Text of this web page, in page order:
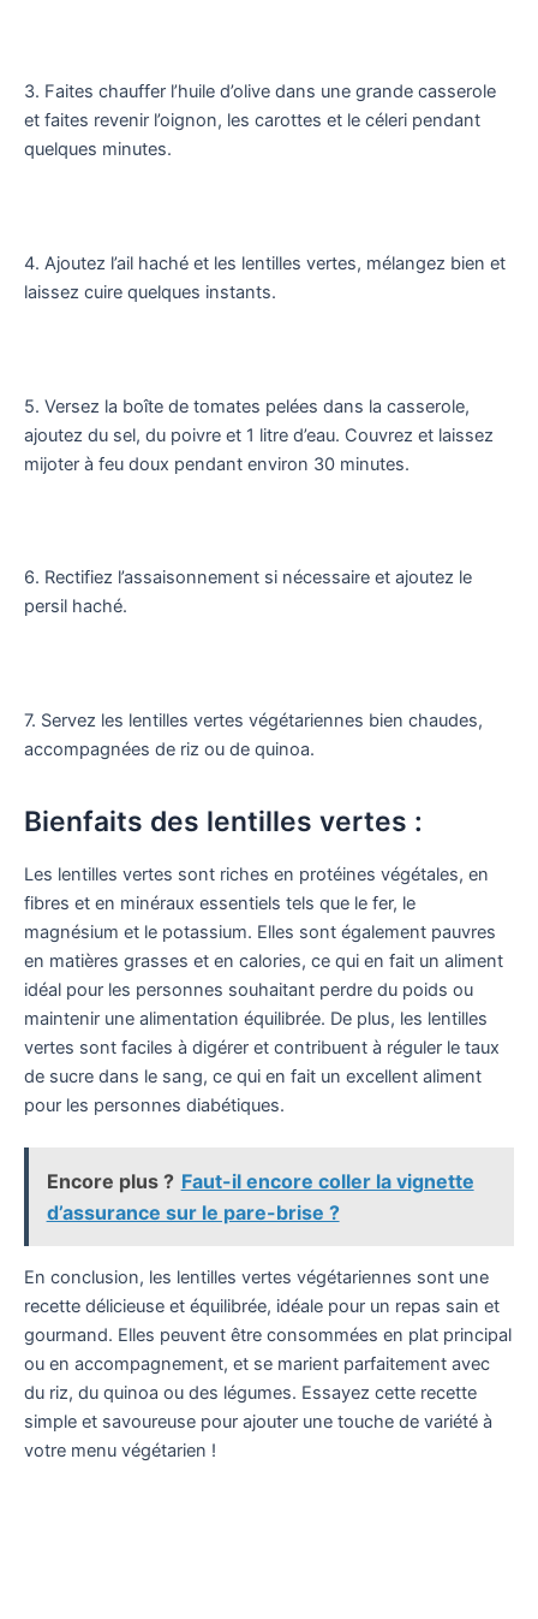
3. Faites chauffer l’huile d’olive dans une grande casserole
et faites revenir l’oignon, les carottes et le céleri pendant
quelques minutes.
4. Ajoutez l’ail haché et les lentilles vertes, mélangez bien et
laissez cuire quelques instants.
5. Versez la boîte de tomates pelées dans la casserole,
ajoutez du sel, du poivre et 1 litre d’eau. Couvrez et laissez
mijoter à feu doux pendant environ 30 minutes.
6. Rectifiez l’assaisonnement si nécessaire et ajoutez le
persil haché.
7. Servez les lentilles vertes végétariennes bien chaudes,
accompagnées de riz ou de quinoa.
Bienfaits des lentilles vertes :
Les lentilles vertes sont riches en protéines végétales, en
fibres et en minéraux essentiels tels que le fer, le
magnésium et le potassium. Elles sont également pauvres
en matières grasses et en calories, ce qui en fait un aliment
idéal pour les personnes souhaitant perdre du poids ou
maintenir une alimentation équilibrée. De plus, les lentilles
vertes sont faciles à digérer et contribuent à réguler le taux
de sucre dans le sang, ce qui en fait un excellent aliment
pour les personnes diabétiques.
Encore plus ? Faut-il encore coller la vignette
d’assurance sur le pare-brise ?
En conclusion, les lentilles vertes végétariennes sont une
recette délicieuse et équilibrée, idéale pour un repas sain et
gourmand. Elles peuvent être consommées en plat principal
ou en accompagnement, et se marient parfaitement avec
du riz, du quinoa ou des légumes. Essayez cette recette
simple et savoureuse pour ajouter une touche de variété à
votre menu végétarien !